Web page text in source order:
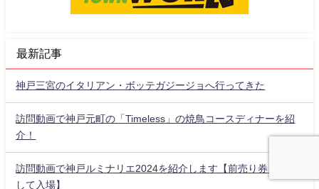
最新記事
神戸三宮のイタリアン・ボッテガジージョへ行ってきた
訪問動画で神戸元町の「Timeless」の焼鳥コースディナーを紹
介！
訪問動画で神戸ルミナリエ2024を紹介します【前売り券を購入
して入場】